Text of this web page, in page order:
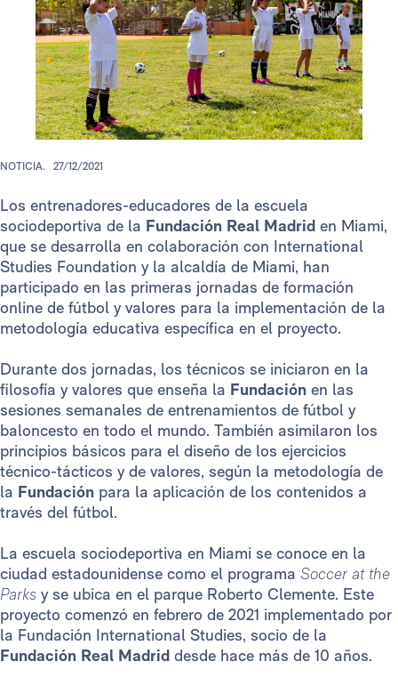
NOTICIA. 27/12/2021
Los entrenadores-educadores de la escuela
sociodeportiva de la Fundación Real Madrid en Miami,
que se desarrolla en colaboración con International
Studies Foundation y la alcaldía de Miami, han
participado en las primeras jornadas de formación
online de fútbol y valores para la implementación de la
metodología educativa específica en el proyecto.
Durante dos jornadas, los técnicos se iniciaron en la
filosofía y valores que enseña la Fundación en las
sesiones semanales de entrenamientos de fútbol y
baloncesto en todo el mundo. También asimilaron los
principios básicos para el diseño de los ejercicios
técnico-tácticos y de valores, según la metodología de
la Fundación para la aplicación de los contenidos a
través del fútbol.
La escuela sociodeportiva en Miami se conoce en la
ciudad estadounidense como el programa Soccer at the
Parks y se ubica en el parque Roberto Clemente. Este
proyecto comenzó en febrero de 2021 implementado por
la Fundación International Studies, socio de la
Fundación Real Madrid desde hace más de 10 años.